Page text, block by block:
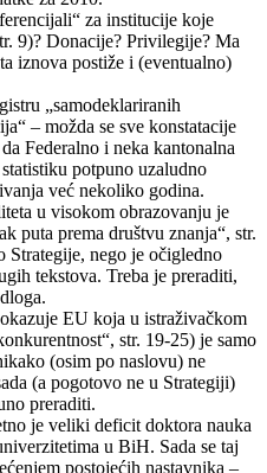
za institucije koje
9)? Donacije? Privilegije? Ma
iznova postiže i (eventualno)
„samodeklariranih
– možda se sve konstatacije
Federalno i neka kantonalna
potpuno uzaludno
već nekoliko godina.
u visokom obrazovanju je
puta prema društvu znanja“, str.
Strategije, nego je očigledno
tekstova. Treba je preraditi,
EU koja u istraživačkom
str. 19-25) je samo
(osim po naslovu) ne
(a pogotovo ne u Strategiji)
preraditi.
je veliki deficit doktora nauka
u BiH. Sada se taj
postojećih nastavnika –